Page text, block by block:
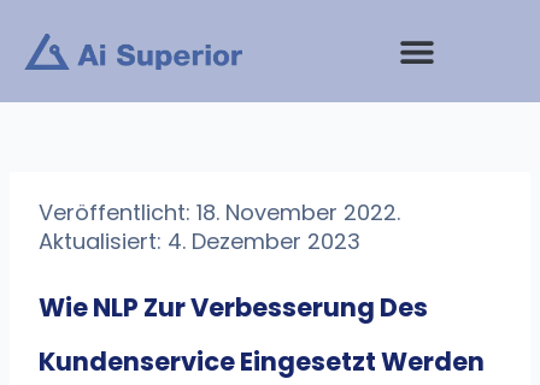
Inhalt
springen
Veröffentlicht: 18. November 2022.
Aktualisiert: 4. Dezember 2023
Wie NLP Zur Verbesserung Des
Kundenservice Eingesetzt Werden